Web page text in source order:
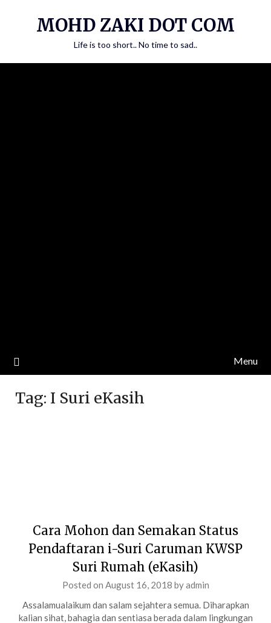
MOHD ZAKI DOT COM
Life is too short.. No time to sad..
Menu
Tag: I Suri eKasih
Cara Mohon dan Semakan Status
Pendaftaran i-Suri Caruman KWSP
Suri Rumah (eKasih)
Posted on August 16, 2018 byadmin
Assalamualaikum dan salam sejahtera semua. Diharapkan
kalian sihat, bahagia dan sentiasa berada dalam lingkungan